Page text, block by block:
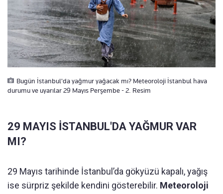
Bugün İstanbul'da yağmur yağacak mı? Meteoroloji İstanbul hava
durumu ve uyarılar 29 Mayıs Perşembe - 2. Resim
29 MAYIS İSTANBUL'DA YAĞMUR VAR
MI?
29 Mayıs tarihinde İstanbul’da gökyüzü kapalı, yağış
ise sürpriz şekilde kendini gösterebilir. Meteoroloji